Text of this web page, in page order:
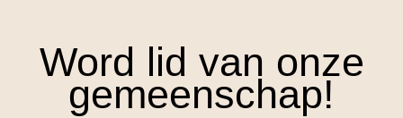
Word lid van onze
gemeenschap!